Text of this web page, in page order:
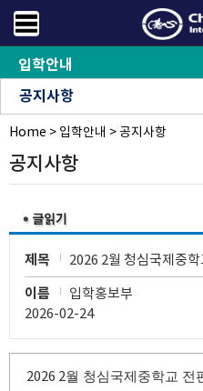
입학안내
공지사항
FAQ
오시는길
Home > 입학안내 >공지사항
공지사항
제목
2026 2월 청심국제중
이름
입학홍보부
2026-02-24
2026 2월 청심국제중학교 전